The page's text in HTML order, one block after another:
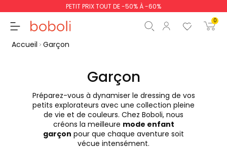
PETIT PRIX TOUT DE -50% À -60%
0
Sous-total
poursuit Commencer la
Accueil Garçon
Garçon
Préparez-vous à dynamiser le dressing de vos
petits explorateurs avec une collection pleine
de vie et de couleurs. Chez Boboli, nous
créons la meilleure mode enfant
garçon pour que chaque aventure soit
vécue intensément.